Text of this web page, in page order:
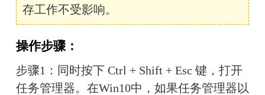
存工作不受影响。
操作步骤：
步骤1：同时按下 Ctrl + Shift + Esc 键，打开
任务管理器。在Win10中，如果任务管理器以